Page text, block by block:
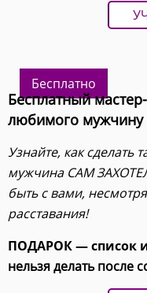
Бесплатно
Бесплатный
любимого мужчину
Узнайте, как
мужчина САМ
быть с вами,
расставания!
ПОДАРОК — список
нельзя делать после